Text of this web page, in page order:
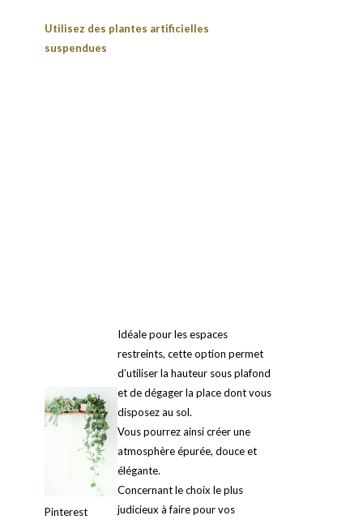
Utilisez des plantes artificielles
suspendues
Pinterest
Idéale pour les espaces
restreints, cette option permet
d’utiliser la hauteur sous plafond
et de dégager la place dont vous
disposez au sol.
Vous pourrez ainsi créer une
atmosphère épurée, douce et
élégante.
Concernant le choix le plus
judicieux à faire pour vos